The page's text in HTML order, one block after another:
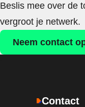
Beslis mee over de
vergroot je netwerk.
Neem contact
Contact